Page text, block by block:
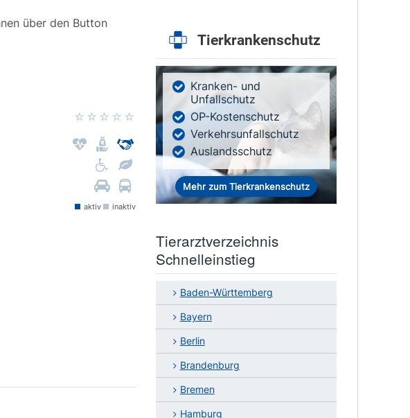
über den Button
aktiv inaktiv
Tierkrankenschutz
Kranken- und
Unfallschutz
OP-Kostenschutz
Verkehrsunfallschutz
Auslandsschutz
Mehr zum Tierkrankenschutz
Tierarztverzeichnis
Schnelleinstieg
Baden-Württemberg
Bayern
Berlin
Brandenburg
Bremen
Hamburg